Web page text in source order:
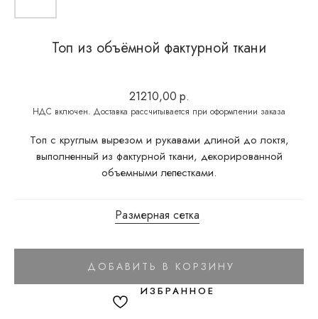
Топ из объёмной фактурной ткани
21210,00 р.
Топ с круглым вырезом и рукавами длиной до локтя,
выполненный из фактурной ткани, декорированной
объемными лепестками.
Размерная сетка
ДОБАВИТЬ В КОРЗИНУ